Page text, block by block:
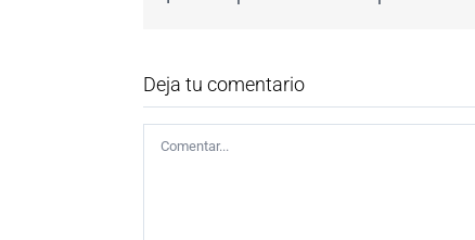
Deja tu comentario